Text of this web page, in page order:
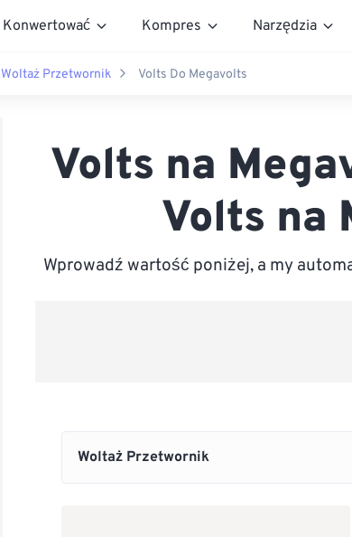
Konwertować Kompres Narzędzia
Woltaż Przetwornik Volts Do Megavolts
Volts na
Volts na
Wprowadź wartość poniżej, a my